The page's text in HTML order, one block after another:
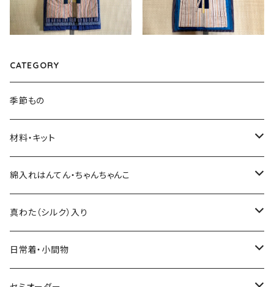
CATEGORY
季節もの
材料・キット
綿入れキット
真わた（絹）の綿入れキット
わた・その他材料など
綿入れはんてん・ちゃんちゃんこ
はんてん
ちゃんちゃんこ
真わた（シルク）入り
ひざ掛け、マフラー
日常着・小間物